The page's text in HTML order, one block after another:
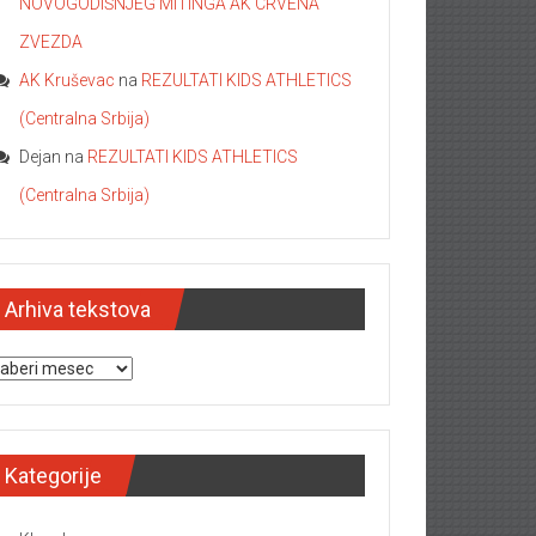
NOVOGODIŠNJEG MITINGA AK CRVENA
ZVEZDA
AK Kruševac na REZULTATI KIDS ATHLETICS
(Centralna Srbija)
Dejan na REZULTATI KIDS ATHLETICS
(Centralna Srbija)
Arhiva tekstova
tekstova
Kategorije